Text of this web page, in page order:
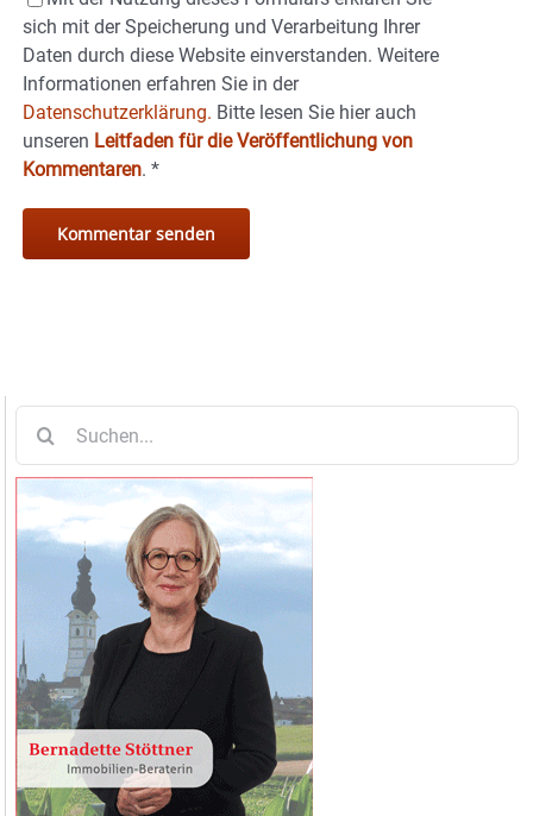
sich mit der Speicherung und Verarbeitung Ihrer
Daten durch diese Website einverstanden. Weitere
Informationen erfahren Sie in der
Datenschutzerklärung. Bitte lesen Sie hier auch
unseren Leitfaden für die Veröffentlichung von
Kommentaren. *
nach: